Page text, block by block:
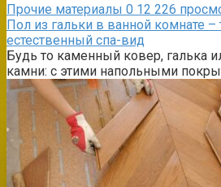
Прочие материалы 0 12 226
Пол из гальки в ванной комнате –
естественный спа-вид
Будь то каменный ковер, галька
камни: с этими напольными